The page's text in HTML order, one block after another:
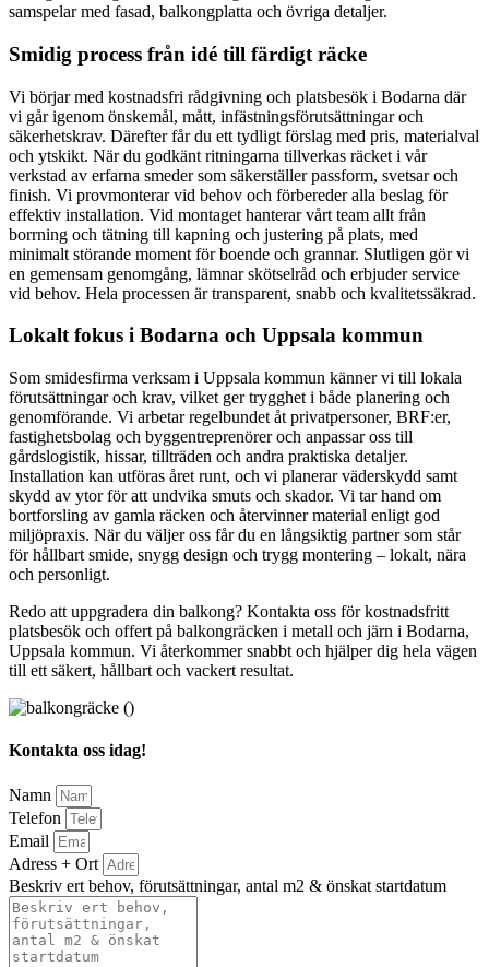
samspelar med fasad, balkongplatta och övriga detaljer.
Smidig process från idé till färdigt räcke
Vi börjar med kostnadsfri rådgivning och platsbesök i Bodarna där
vi går igenom önskemål, mått, infästningsförutsättningar och
säkerhetskrav. Därefter får du ett tydligt förslag med pris, materialval
och ytskikt. När du godkänt ritningarna tillverkas räcket i vår
verkstad av erfarna smeder som säkerställer passform, svetsar och
finish. Vi provmonterar vid behov och förbereder alla beslag för
effektiv installation. Vid montaget hanterar vårt team allt från
borrning och tätning till kapning och justering på plats, med
minimalt störande moment för boende och grannar. Slutligen gör vi
en gemensam genomgång, lämnar skötselråd och erbjuder service
vid behov. Hela processen är transparent, snabb och kvalitetssäkrad.
Lokalt fokus i Bodarna och Uppsala kommun
Som smidesfirma verksam i Uppsala kommun känner vi till lokala
förutsättningar och krav, vilket ger trygghet i både planering och
genomförande. Vi arbetar regelbundet åt privatpersoner, BRF:er,
fastighetsbolag och byggentreprenörer och anpassar oss till
gårdslogistik, hissar, tillträden och andra praktiska detaljer.
Installation kan utföras året runt, och vi planerar väderskydd samt
skydd av ytor för att undvika smuts och skador. Vi tar hand om
bortforsling av gamla räcken och återvinner material enligt god
miljöpraxis. När du väljer oss får du en långsiktig partner som står
för hållbart smide, snygg design och trygg montering – lokalt, nära
och personligt.
Redo att uppgradera din balkong? Kontakta oss för kostnadsfritt
platsbesök och offert på balkongräcken i metall och järn i Bodarna,
Uppsala kommun. Vi återkommer snabbt och hjälper dig hela vägen
till ett säkert, hållbart och vackert resultat.
Kontakta oss idag!
Namn
Telefon
Email
Adress + Ort
Beskriv ert behov, förutsättningar, antal m2 & önskat startdatum